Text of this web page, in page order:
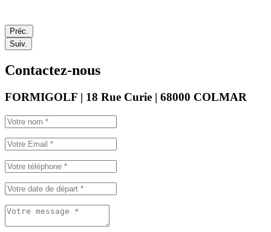
Préc.
Suiv.
Contactez-nous
FORMIGOLF | 18 Rue Curie | 68000 COLMAR